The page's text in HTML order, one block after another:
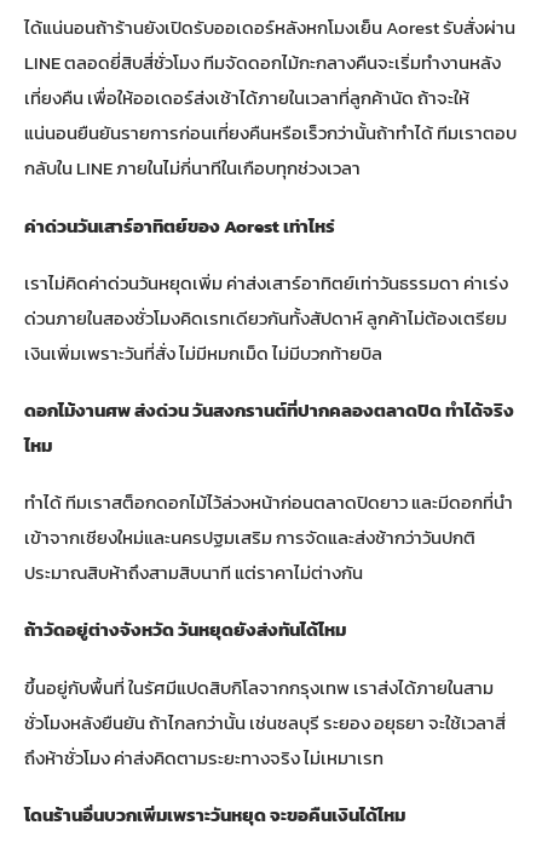
ได้แน่นอนถ้าร้านยังเปิดรับออเดอร์หลังหกโมงเย็น Aorest รับสั่งผ่าน
LINE ตลอดยี่สิบสี่ชั่วโมง ทีมจัดดอกไม้กะกลางคืนจะเริ่มทำงานหลัง
เที่ยงคืน เพื่อให้ออเดอร์ส่งเช้าได้ภายในเวลาที่ลูกค้านัด ถ้าจะให้
แน่นอนยืนยันรายการก่อนเที่ยงคืนหรือเร็วกว่านั้นถ้าทำได้ ทีมเราตอบ
กลับใน LINE ภายในไม่กี่นาทีในเกือบทุกช่วงเวลา
ค่าด่วนวันเสาร์อาทิตย์ของ Aorest เท่าไหร่
เราไม่คิดค่าด่วนวันหยุดเพิ่ม ค่าส่งเสาร์อาทิตย์เท่าวันธรรมดา ค่าเร่ง
ด่วนภายในสองชั่วโมงคิดเรทเดียวกันทั้งสัปดาห์ ลูกค้าไม่ต้องเตรียม
เงินเพิ่มเพราะวันที่สั่ง ไม่มีหมกเม็ด ไม่มีบวกท้ายบิล
ดอกไม้งานศพ ส่งด่วน วันสงกรานต์ที่ปากคลองตลาดปิด ทำได้จริง
ไหม
ทำได้ ทีมเราสต็อกดอกไม้ไว้ล่วงหน้าก่อนตลาดปิดยาว และมีดอกที่นำ
เข้าจากเชียงใหม่และนครปฐมเสริม การจัดและส่งช้ากว่าวันปกติ
ประมาณสิบห้าถึงสามสิบนาที แต่ราคาไม่ต่างกัน
ถ้าวัดอยู่ต่างจังหวัด วันหยุดยังส่งทันได้ไหม
ขึ้นอยู่กับพื้นที่ ในรัศมีแปดสิบกิโลจากกรุงเทพ เราส่งได้ภายในสาม
ชั่วโมงหลังยืนยัน ถ้าไกลกว่านั้น เช่นชลบุรี ระยอง อยุธยา จะใช้เวลาสี่
ถึงห้าชั่วโมง ค่าส่งคิดตามระยะทางจริง ไม่เหมาเรท
โดนร้านอื่นบวกเพิ่มเพราะวันหยุด จะขอคืนเงินได้ไหม